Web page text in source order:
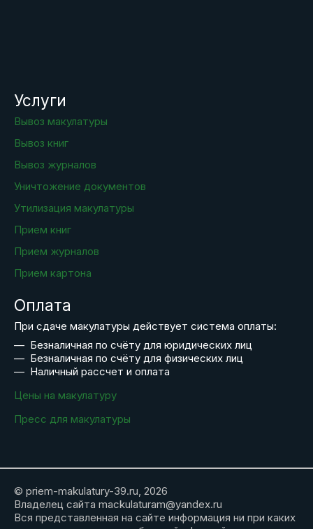
Услуги
Вывоз макулатуры
Вывоз книг
Вывоз журналов
Уничтожение документов
Утилизация макулатуры
Прием книг
Прием журналов
Прием картона
Оплата
При сдаче макулатуры действует система оплаты:
Безналичная по счёту для юридических лиц
Безналичная по счёту для физических лиц
Наличный рассчет и оплата
Цены на макулатуру
Пресс для макулатуры
© priem-makulatury-39.ru, 2026
Владелец сайта mackulaturam@yandex.ru
Вся представленная на сайте информация ни при каких